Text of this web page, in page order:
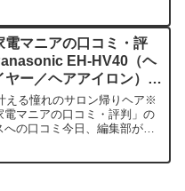
電マニアの口コミ・評
EH-HV40（ヘ
ヤー／ヘアアイロン）」
使ってみた正直感想
える憧れのサロン帰りヘア※
マニアの口コミ・評判」の
の口コミ今日、編集部が紹